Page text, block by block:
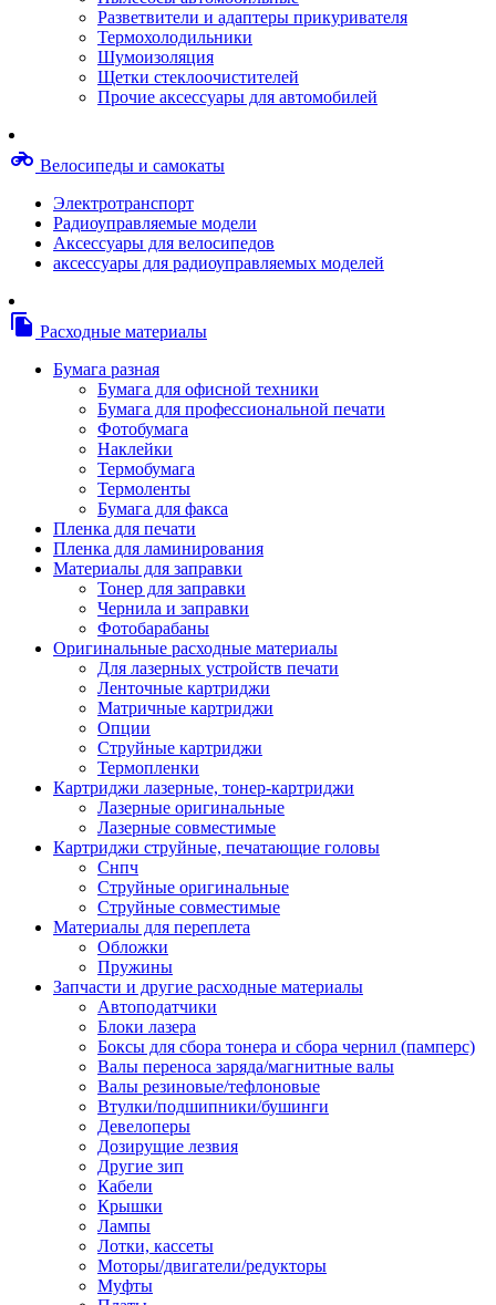
Степлерные скобы, скрепки
Термопленки
Термоузлы/печки/тэны
Тормозные площадки
Узлы/комплекты переноса изображений
Шлейфы
Баллоны со сжатым воздухом
Салфетки для чистки оргтехники
Скотч, фломастеры
Чистящие спреи, жидкости и пены
Картриджи для специализированных
Другие картриджи и твердые чернила
Картриджи и твердые чернила
Картриджи матричные, чернила
Расходные материалы для профессиональной
печати
Электрика
Изделия для прокладки кабеля и
Арматура кабельная/изоляционные
материалы
Гильза соединительная для
алюминиевых проводников под
опрессовку
проводников под опрессовку
Гильза соединительная со
болтами
Заглушка термоусадочная
ответвительный
Муфта кабельная концевая
Муфта кабельная соединительная
Наконечник быстроразмыкаемый
Наконечник кабельный со
Наконечник кабельный трубчатый
медных проводников
Наконечник обжимной кабельный
медных проводников
din 46236
Наконечник-гильза для медных
проводников
Пружина постоянного давления
Сжим ответвительный,
Ящик для хранения инструмента и
Разветвители и адаптеры прикуривателя
Термохолодильники
Шумоизоляция
Щетки стеклоочистителей
Прочие аксессуары для автомобилей
motorcycle Велосипеды и самокаты
Электротранспорт
Радиоуправляемые модели
Аксессуары для велосипедов
аксессуары для радиоуправляемых моделей
file_copy Расходные материалы
Бумага разная
Бумага для офисной техники
Бумага для профессиональной печати
Фотобумага
Наклейки
Термобумага
Термоленты
Бумага для факса
Пленка для печати
Пленка для ламинирования
Материалы для заправки
Тонер для заправки
Чернила и заправки
Фотобарабаны
Оригинальные расходные материалы
Для лазерных устройств печати
Ленточные картриджи
Матричные картриджи
Опции
Струйные картриджи
Термопленки
Картриджи лазерные, тонер-картриджи
Лазерные оригинальные
Лазерные совместимые
Картриджи струйные, печатающие головы
Снпч
Струйные оригинальные
Струйные совместимые
Материалы для переплета
Обложки
Пружины
Запчасти и другие расходные материалы
Автоподатчики
Блоки лазера
Боксы для сбора тонера и сбора чернил (памперс)
Валы переноса заряда/магнитные валы
Валы резиновые/тефлоновые
Втулки/подшипники/бушинги
Девелоперы
Дозирущие лезвия
Другие зип
Кабели
Крышки
Лампы
Лотки, кассеты
Моторы/двигатели/редукторы
Муфты